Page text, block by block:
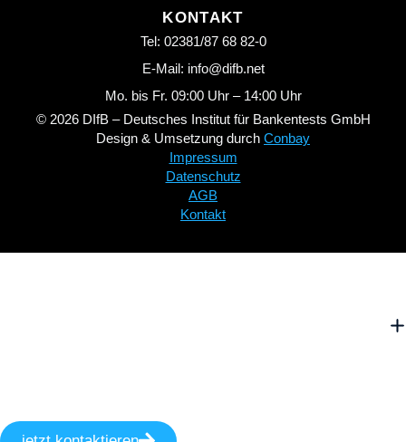
KONTAKT
Tel: 02381/87 68 82-0
E-Mail: info@difb.net
Mo. bis Fr. 09:00 Uhr – 14:00 Uhr
© 2026 DIfB – Deutsches Institut für Bankentests GmbH
Design & Umsetzung durch Conbay
Impressum
Datenschutz
AGB
Kontakt